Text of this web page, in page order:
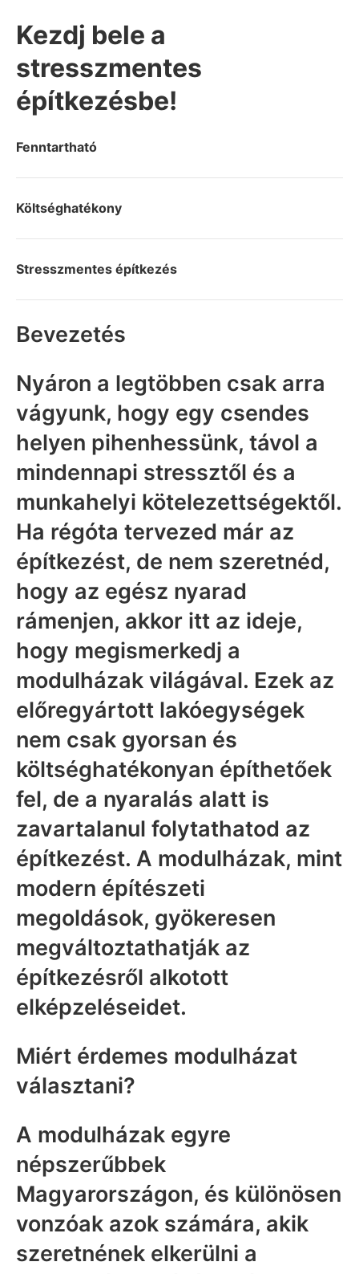
Kezdj bele a
stresszmentes
építkezésbe!
Fenntartható
Költséghatékony
Stresszmentes építkezés
Bevezetés
Nyáron a legtöbben csak arra
vágyunk, hogy egy csendes
helyen pihenhessünk, távol a
mindennapi stressztől és a
munkahelyi kötelezettségektől.
Ha régóta tervezed már az
építkezést, de nem szeretnéd,
hogy az egész nyarad
rámenjen, akkor itt az ideje,
hogy megismerkedj a
modulházak világával. Ezek az
előregyártott lakóegységek
nem csak gyorsan és
költséghatékonyan építhetőek
fel, de a nyaralás alatt is
zavartalanul folytathatod az
építkezést. A modulházak, mint
modern építészeti
megoldások, gyökeresen
megváltoztathatják az
építkezésről alkotott
elképzeléseidet.
Miért érdemes modulházat
választani?
A modulházak egyre
népszerűbbek
Magyarországon, és különösen
vonzóak azok számára, akik
szeretnének elkerülni a